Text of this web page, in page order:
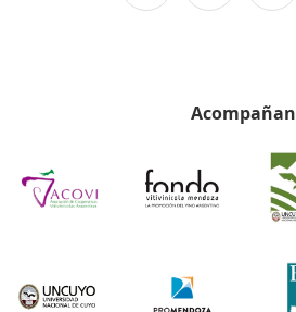
Acompañan